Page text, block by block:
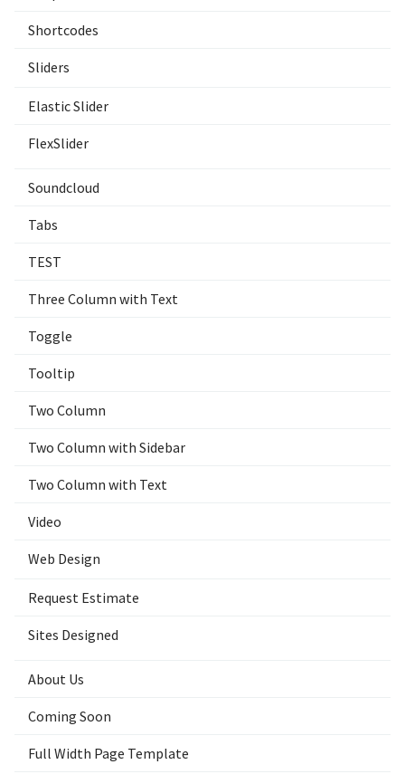
Shortcodes
Sliders
Elastic Slider
FlexSlider
Soundcloud
Tabs
TEST
Three Column with Text
Toggle
Tooltip
Two Column
Two Column with Sidebar
Two Column with Text
Video
Web Design
Request Estimate
Sites Designed
About Us
Coming Soon
Full Width Page Template